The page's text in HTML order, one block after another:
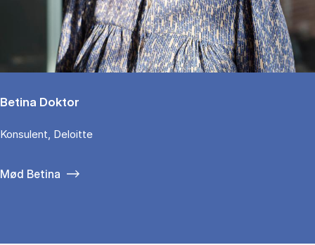
Betina Doktor
Konsulent, Deloitte
Mød Betina